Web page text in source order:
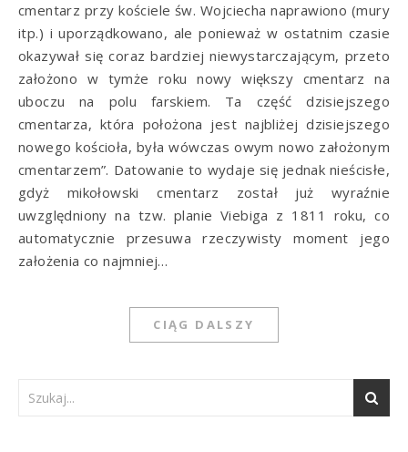
cmentarz przy kościele św. Wojciecha naprawiono (mury
itp.) i uporządkowano, ale ponieważ w ostatnim czasie
okazywał się coraz bardziej niewystarczającym, przeto
założono w tymże roku nowy większy cmentarz na
uboczu na polu farskiem. Ta część dzisiejszego
cmentarza, która położona jest najbliżej dzisiejszego
nowego kościoła, była wówczas owym nowo założonym
cmentarzem”. Datowanie to wydaje się jednak nieścisłe,
gdyż mikołowski cmentarz został już wyraźnie
uwzględniony na tzw. planie Viebiga z 1811 roku, co
automatycznie przesuwa rzeczywisty moment jego
założenia co najmniej…
CIĄG DALSZY